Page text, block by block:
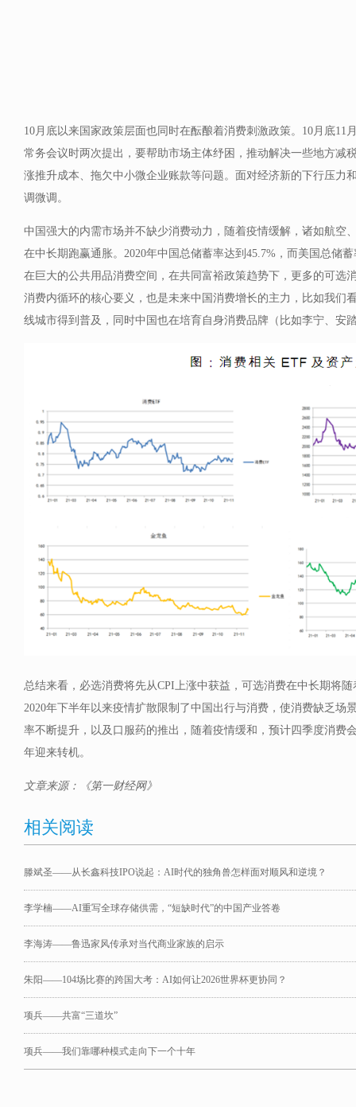
10月底以来国家政策层面也同时在酝酿着消费刺激政策。10月底11
常务会议时两次提出，要帮助市场主体纾困，推动解决一些地方减
涨推升成本、拖欠中小微企业账款等问题。面对经济新的下行压力
调微调。
中国强大的内需市场并不缺少消费动力，随着疫情缓解，诸如航空
在中长期跑赢通胀。2020年中国总储蓄率达到45.7%，而美国总储
在巨大的公共用品消费空间，在共同富裕政策趋势下，更多的可选
消费内循环的核心要义，也是未来中国消费增长的主力，比如我们
线城市得到普及，同时中国也在培育自身消费品牌（比如李宁、安
总结来看，必选消费将先从CPI上涨中获益，可选消费在中长期将
2020年下半年以来疫情扩散限制了中国出行与消费，使消费缺乏场
率不断提升，以及口服药的推出，随着疫情缓和，预计四季度消费
年迎来转机。
文章来源：《第一财经网》
相关阅读
滕斌圣——从长鑫科技IPO说起：AI时代的独角兽怎样面对顺风和逆境？
李学楠——AI重写全球存储供需，“短缺时代”的中国产业答卷
李海涛——鲁迅家风传承对当代商业家族的启示
朱阳——104场比赛的跨国大考：AI如何让2026世界杯更协同？
项兵——共富“三道坎”
项兵——我们靠哪种模式走向下一个十年